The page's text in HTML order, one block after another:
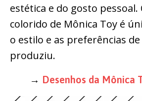
estética e do gosto pessoal.
colorido de Mônica Toy é
o estilo e as preferências
produziu.
→ Desenhos da Mônica